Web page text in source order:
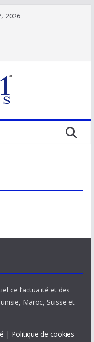
2026
de l’actualité et des
Maroc, Suisse et
| Politique de cookies